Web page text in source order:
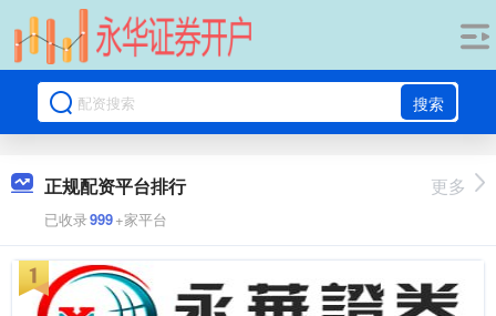
搜索
正规配资平台排行
已收录999+家平台
更多